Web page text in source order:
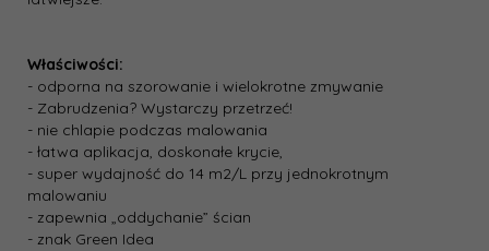
Właściwości:
- odporna na szorowanie i wielokrotne zmywanie
- Zabrudzenia? Wystarczy przetrzeć!
- nie chlapie podczas malowania
- łatwa aplikacja, doskonałe krycie,
- super wydajność do 14 m2/L przy jednokrotnym
malowaniu
- zapewnia „oddychanie” ścian
- znak Green Idea